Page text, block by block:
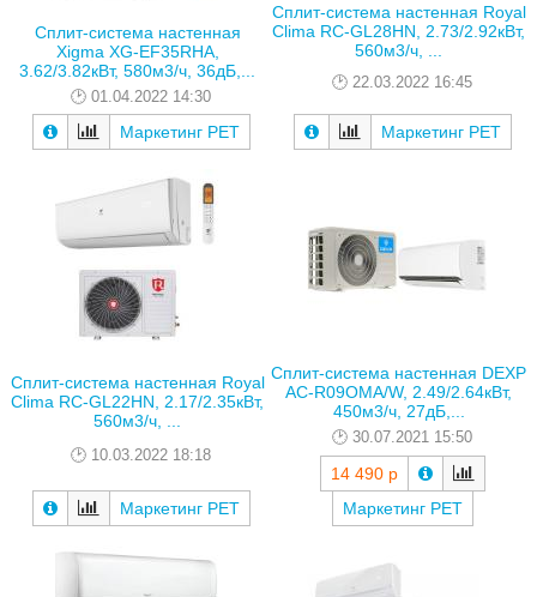
Сплит-система настенная
Xigma XG-EF35RHA,
3.62/3.82кВт, 580м3/ч, 36дБ,...
01.04.2022 14:30
Маркетинг РЕТ
Сплит-система настенная Royal
Clima RC-GL28HN, 2.73/2.92кВт,
560м3/ч, ...
22.03.2022 16:45
Маркетинг РЕТ
Сплит-система настенная Royal
Clima RC-GL22HN, 2.17/2.35кВт,
560м3/ч, ...
10.03.2022 18:18
Маркетинг РЕТ
Сплит-система настенная DEXP
AC-R09OMA/W, 2.49/2.64кВт,
450м3/ч, 27дБ,...
30.07.2021 15:50
14 490 р
Маркетинг РЕТ